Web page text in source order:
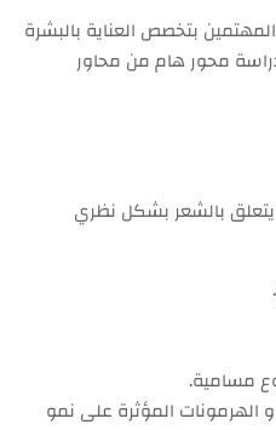
بتخصص العناية بالبشرة
محور هام من محاور
بالشعر بشكل نظري
مسامية.
الهرمونات المؤثرة على نمو